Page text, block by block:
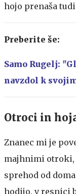
hojo prenaša
Preberite še:
Samo Rugelj:
navzdol k
Otroci in
Znanec mi je
majhnimi otroki,
sprehod od
hodijo, v resnici